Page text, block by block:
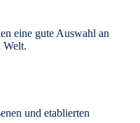
eine gute Auswahl an
Welt.
und etablierten